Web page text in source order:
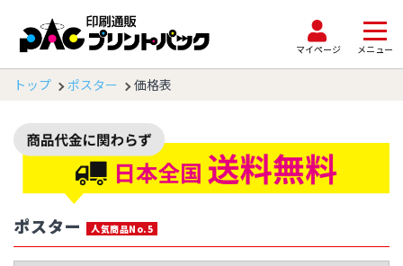
マイページ メニュー
トップ ポスター 価格表
ポスター 人気商品No.5